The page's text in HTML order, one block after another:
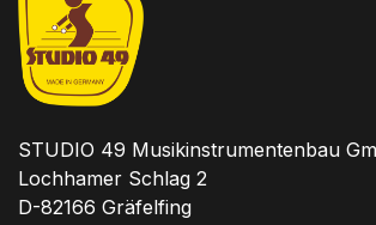
STUDIO 49 Musikinstrumentenbau
Lochhamer Schlag 2
D-82166 Gräfelfing